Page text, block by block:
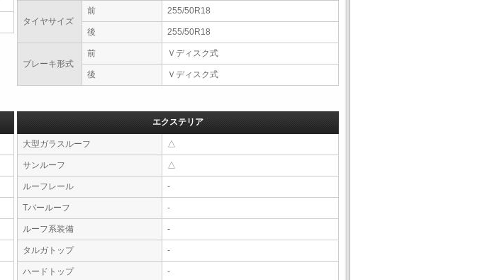
タイヤサイズ
前 255/50R18
後 255/50R18
ブレーキ形式
前 Ｖディスク式
後 Ｖディスク式
エクステリア
大型ガラスルーフ △
サンルーフ △
ルーフレール -
Tバールーフ -
ルーフ系装備 -
タルガトップ -
ハードトップ -